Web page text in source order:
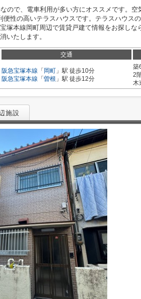
ので、電車利用が多い方にオススメです。
便性の高いテラスハウスです。テラスハウス
塚本線岡町周辺で賃貸戸建て情報をお探し
いたします。
交通
阪急宝塚本線 「 岡町 」駅 徒歩10分
阪急宝塚本線 「 曽根 」駅 徒歩12分
築
2
木
施設